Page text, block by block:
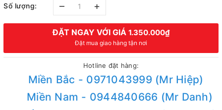
Số lượng: – +
ĐẶT NGAY VỚI GIÁ 1.350.000₫
Đặt mua giao hàng tận nơi
Hotline đặt hàng:
Miền Bắc - 0971043999 (Mr Hiệp)
Miền Nam - 0944840666 (Mr Danh)